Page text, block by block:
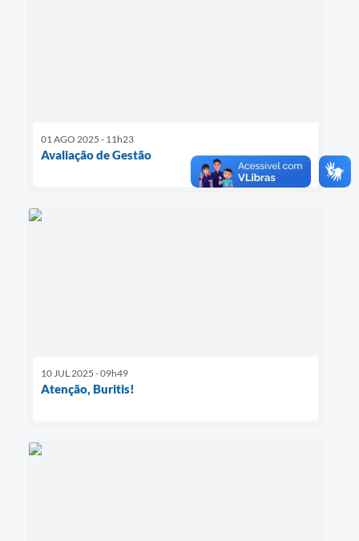
01 AGO 2025 - 11h23
Avaliação de Gestão
10 JUL 2025 - 09h49
Atenção, Buritis!